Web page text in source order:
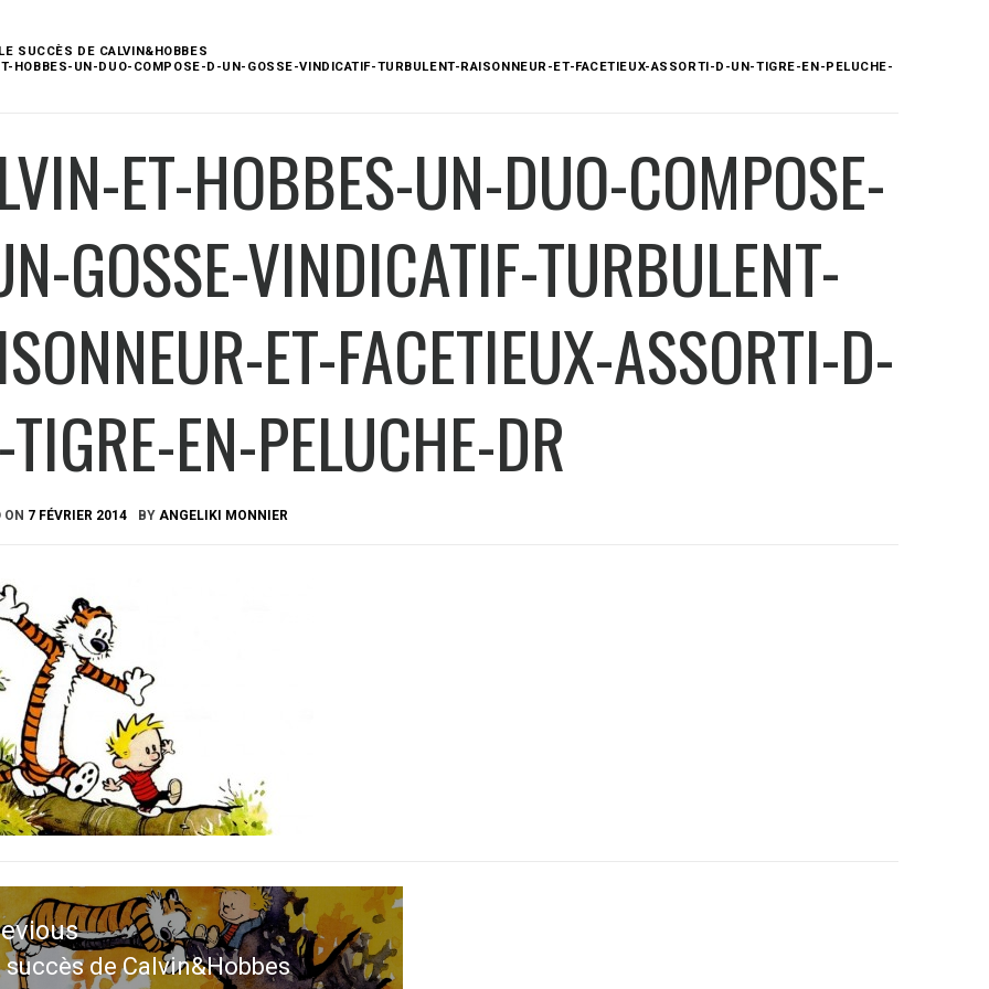
LE SUCCÈS DE CALVIN&HOBBES
HOBBES-UN-DUO-COMPOSE-D-UN-GOSSE-VINDICATIF-TURBULENT-RAISONNEUR-ET-FACETIEUX-ASSORTI-D-UN-TIGRE-EN-PELUCHE-
ET-HOBBES-UN-DUO-COMPOSE-
GOSSE-VINDICATIF-TURBULENT-
ET-FACETIEUX-ASSORTI-D-
EN-PELUCHE-DR
ON 7 FÉVRIER 2014 BY ANGELIKI MONNIER
succès de Calvin&Hobbes